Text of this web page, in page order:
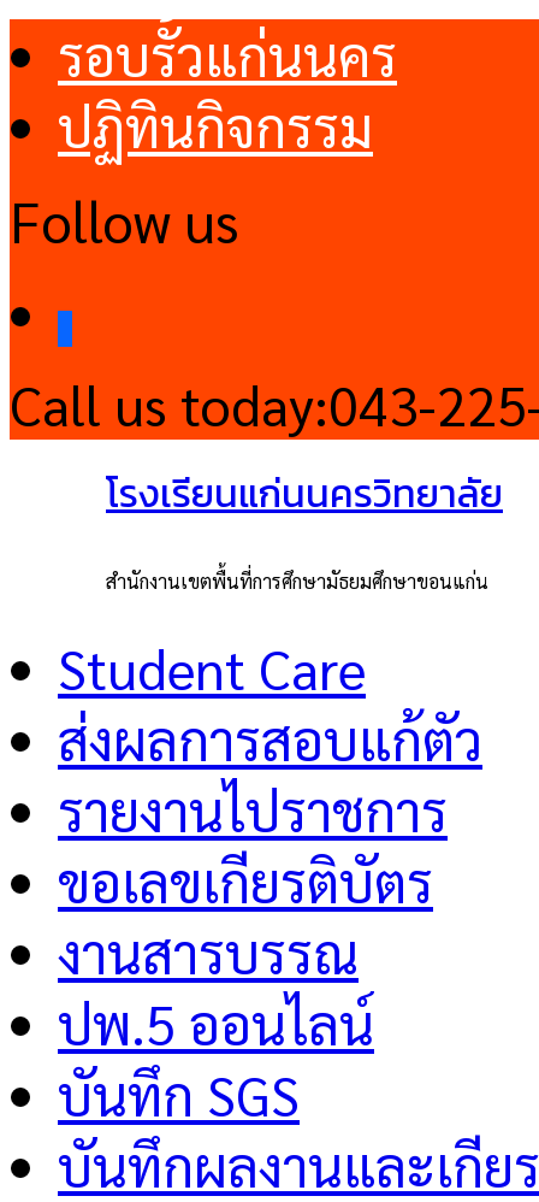
รอบรั้วแก่นนคร
ปฏิทินกิจกรรม
Follow us
Call us today:043-
โรงเรียนแก่นนครวิทยาลัย
สำนักงานเขตพื้นที่การศึกษามัธยมศึกษาขอนแก่น
Student Care
ส่งผลการสอบแก้ตัว
รายงานไปราชการ
ขอเลขเกียรติบัตร
งานสารบรรณ
ปพ.5 ออนไลน์
บันทึก SGS
บันทึกผลงานและเกีย